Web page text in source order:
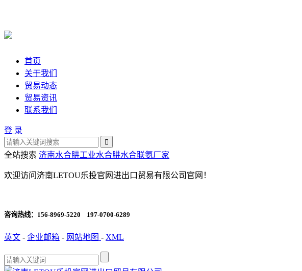
首页
关于我们
贸易动态
贸易资讯
联系我们
登 录
全站搜索 济南水合肼工业水合肼水合联氨厂家
欢迎访问济南LETOU乐投官网进出口贸易有限公司官网！
咨询热线： 156-8969-5220 197-0700-6289
英文 - 企业邮箱 - 网站地图 - XML